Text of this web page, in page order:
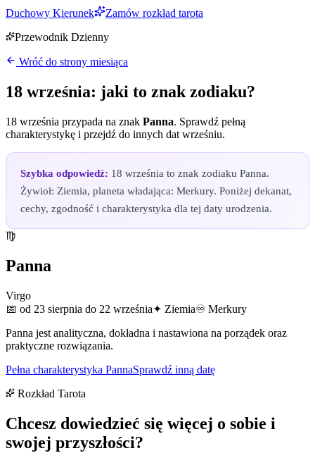
Duchowy Kierunek
Zamów rozkład tarota
Przewodnik Dzienny
Wróć do strony miesiąca
18 września: jaki to znak zodiaku?
18 września przypada na znak Panna. Sprawdź pełną
charakterystykę i przejdź do innych dat wrześniu.
Szybka odpowiedź: 18 września to znak zodiaku Panna.
Żywioł: Ziemia, planeta władająca: Merkury. Poniżej dekanat,
cechy, zgodność i charakterystyka dla tej daty urodzenia.
♍
Panna
Virgo
📅 od 23 sierpnia do 22 września✦ Ziemia♾ Merkury
Panna jest analityczna, dokładna i nastawiona na porządek oraz
praktyczne rozwiązania.
Pełna charakterystyka PannaSprawdź inną datę
Rozkład Tarota
Chcesz dowiedzieć się więcej o sobie i
swojej przyszłości?